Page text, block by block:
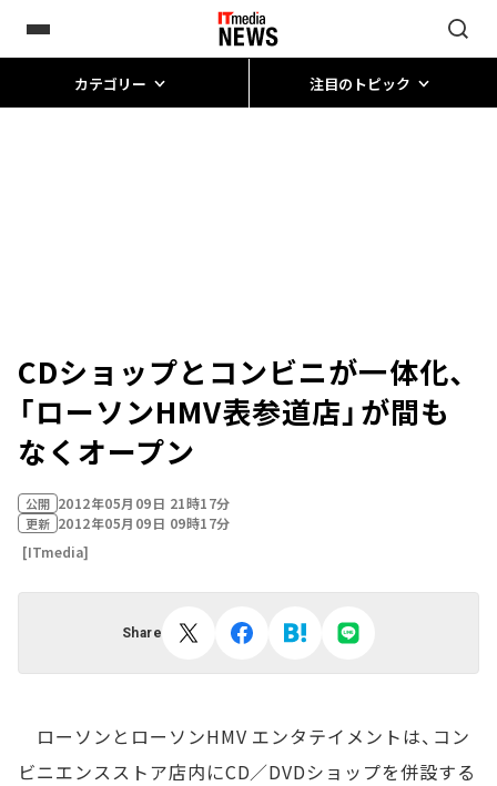
カテゴリー 注目のトピック
CDショップとコンビニが一体化、
「ローソンHMV表参道店」が間も
なくオープン
公開 2012年05月09日 21時17分
更新 2012年05月09日 09時17分
[ITmedia]
Share
ローソンとローソンHMV エンタテイメントは、コン
ビニエンスストア店内にCD／DVDショップを併設する